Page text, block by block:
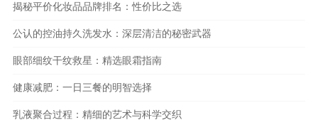
揭秘平价化妆品品牌排名：性价比之选
公认的控油持久洗发水：深层清洁的秘密武器
眼部细纹干纹救星：精选眼霜指南
健康减肥：一日三餐的明智选择
乳液聚合过程：精细的艺术与科学交织